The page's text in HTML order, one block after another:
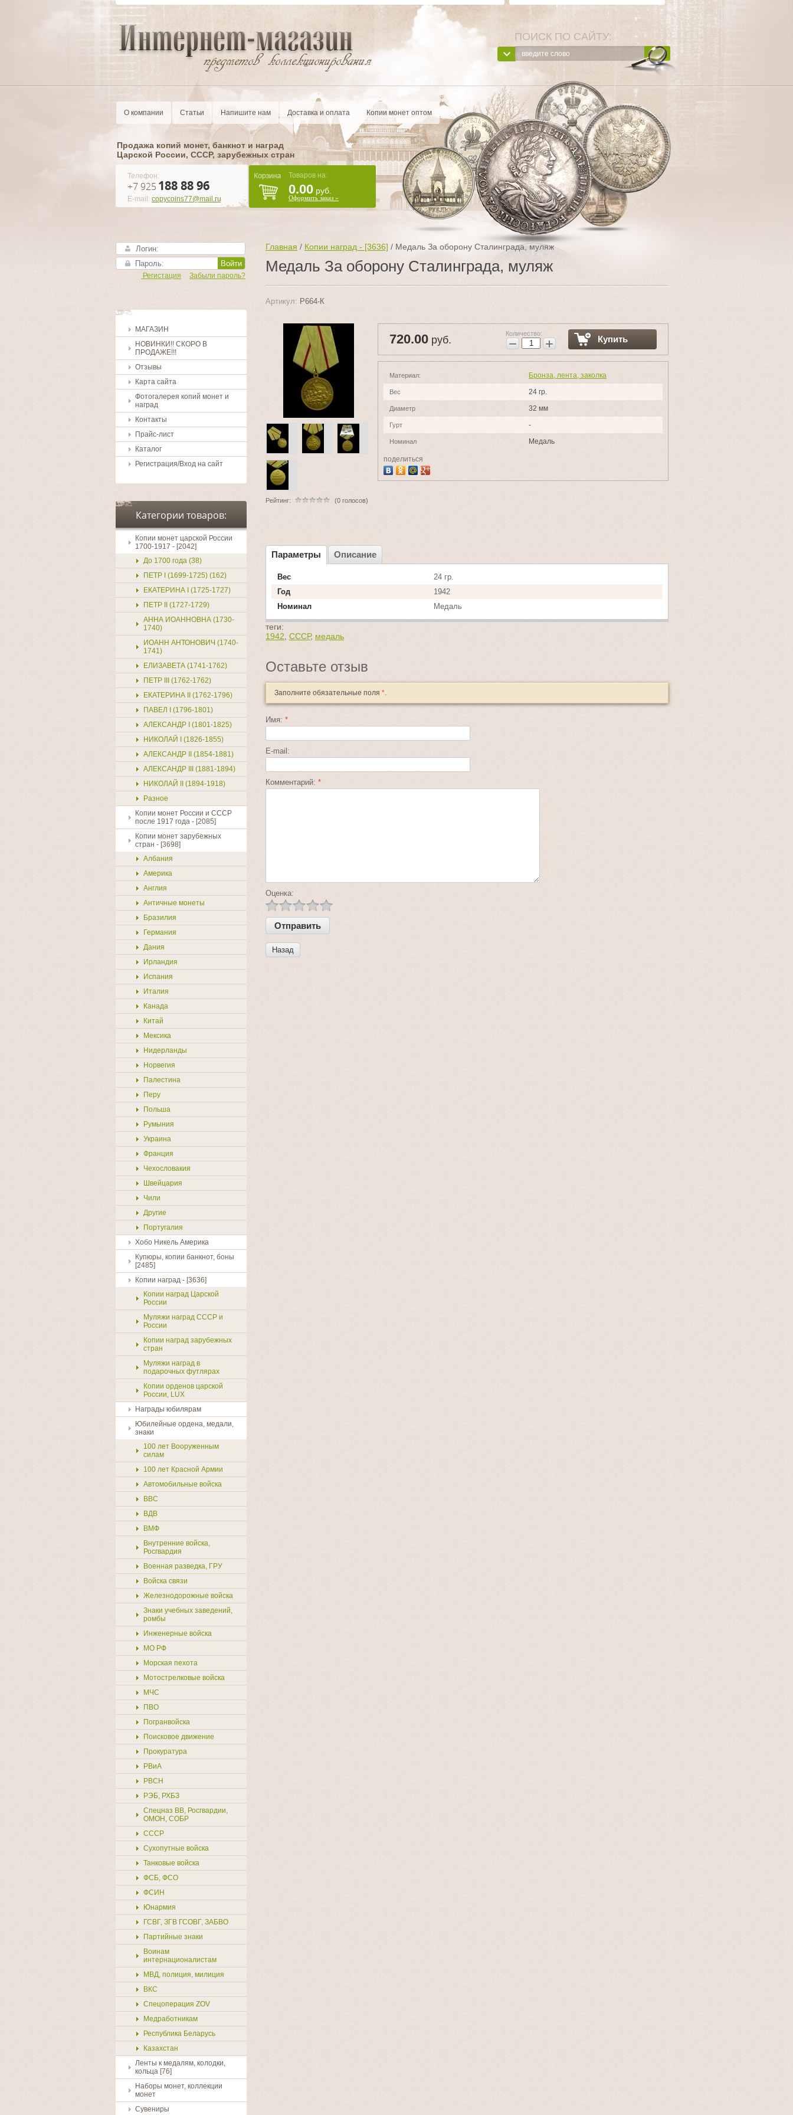
О компании Статьи Напишите нам Доставка и оплата Копии монет оптом
Продажа копий монет, банкнот и наград
Царской России, CCCР, зарубежных стран
ПОИСК ПО САЙТУ:
Телефон:
+7 925 188 88 96
E-mail: copycoins77@mail.ru
Товаров на:
0.00 руб.
Оформить заказ »
Войти
Забыли пароль?
Регистация
МАГАЗИН
НОВИНКИ!! СКОРО В
ПРОДАЖЕ!!!
Отзывы
Карта сайта
Фотогалерея копий монет и
наград
Контакты
Прайс-лист
Каталог
Регистрация/Вход на сайт
Категории товаров:
Копии монет царской России
1700-1917 - [2042]
До 1700 года (38)
ПЕТР I (1699-1725) (162)
ЕКАТЕРИНА I (1725-1727)
ПЕТР II (1727-1729)
АННА ИОАННОВНА (1730-
1740)
ИОАНН АНТОНОВИЧ (1740-
1741)
ЕЛИЗАВЕТА (1741-1762)
ПЕТР III (1762-1762)
ЕКАТЕРИНА II (1762-1796)
ПАВЕЛ I (1796-1801)
АЛЕКСАНДР I (1801-1825)
НИКОЛАЙ I (1826-1855)
АЛЕКСАНДР II (1854-1881)
АЛЕКСАНДР III (1881-1894)
НИКОЛАЙ II (1894-1918)
Разное
Копии монет России и СССР
после 1917 года - [2085]
Копии монет зарубежных
стран - [3698]
Албания
Америка
Англия
Античные монеты
Бразилия
Германия
Дания
Ирландия
Испания
Италия
Канада
Китай
Мексика
Нидерланды
Норвегия
Палестина
Перу
Польша
Румыния
Украина
Франция
Чехословакия
Швейцария
Чили
Другие
Португалия
Хобо Никель Америка
Купюры, копии банкнот, боны
[2485]
Копии наград - [3636]
Копии наград Царской
России
Муляжи наград СССР и
России
Копии наград зарубежных
стран
Муляжи наград в
подарочных футлярах
Копии орденов царской
России, LUX
Награды юбилярам
Юбилейные ордена, медали,
знаки
100 лет Вооруженным
силам
100 лет Красной Армии
Автомобильные войска
ВВС
ВДВ
ВМФ
Внутренние войска,
Росгвардия
Военная разведка, ГРУ
Войска связи
Железнодорожные войска
Знаки учебных заведений,
ромбы
Инженерные войска
МО РФ
Морская пехота
Мотострелковые войска
МЧС
ПВО
Погранвойска
Поисковое движение
Прокуратура
РВиА
РВСН
РЭБ, РХБЗ
Спецназ ВВ, Росгвардии,
ОМОН, СОБР
СССР
Сухопутные войска
Танковые войска
ФСБ, ФСО
ФСИН
Юнармия
ГСВГ, ЗГВ ГСОВГ, ЗАБВО
Партийные знаки
Воинам
интернационалистам
МВД, полиция, милиция
ВКС
Спецоперация ZOV
Медработникам
Республика Беларусь
Казахстан
Ленты к медалям, колодки,
кольца [76]
Наборы монет, коллекции
монет
Сувениры
Главная / Копии наград - [3636] / Медаль За оборону Сталинграда, муляж
Медаль За оборону Сталинграда, муляж
Артикул: Р664-К
Рейтинг: (0 голосов)
720.00 руб.
Количество:
− + Купить
Материал: Бронза, лента, заколка
Вес 24 гр.
Диаметр 32 мм
Гурт -
Номинал Медаль
поделиться
Параметры Описание
Вес
24 гр.
Год
1942
Номинал
Медаль
теги:
1942 СССР, медаль
Оставьте отзыв
Заполните обязательные поля *.
Имя: *
E-mail:
Комментарий: *
Оценка:
Назад